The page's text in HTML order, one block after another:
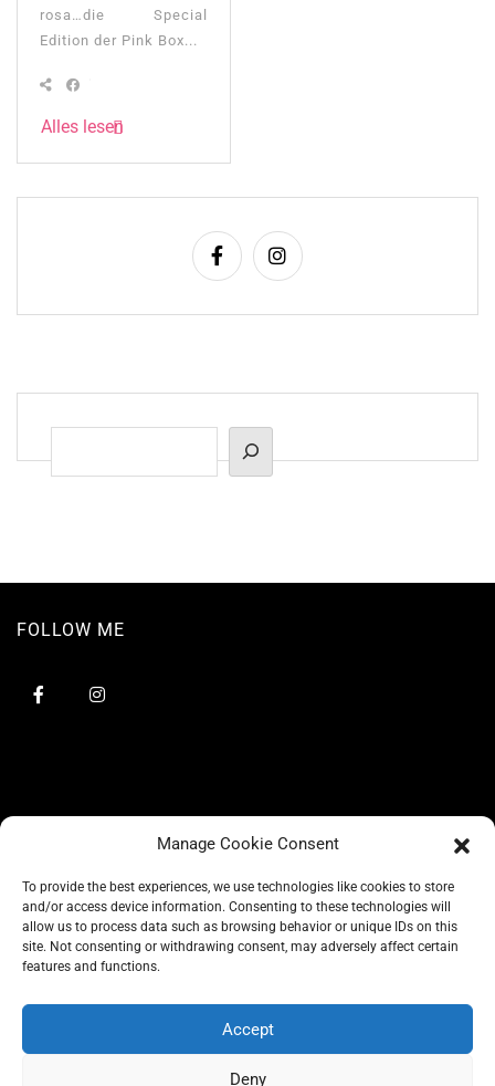
Manage Cookie Consent
To provide the best experiences, we use technologies like cookies to store
and/or access device information. Consenting to these technologies will
allow us to process data such as browsing behavior or unique IDs on this
site. Not consenting or withdrawing consent, may adversely affect certain
features and functions.
Accept
Deny
rosa…die Special
Edition der Pink Box...
Alles lesen
FOLLOW ME
BLOG
ABOUT A CARRIE